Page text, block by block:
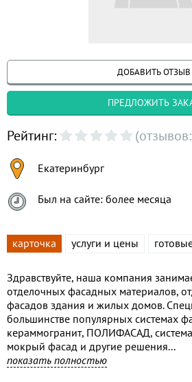
ДОБАВИТЬ ОТЗЫВ
ПРЕДЛОЖИТЬ
Рейтинг:
Екатеринбург
Был на сайте: более месяца
карточка услуги и цены
Здравствуйте, наша компания
отделочных фасадных материалов,
фасадов здания и жилых домов.
большинстве популярных системах
кераммогранит, ПОЛИФАСАД,
мокрый фасад и другие решения...
показать полностью